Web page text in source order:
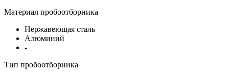
Материал пробоотборника
Нержавеющая сталь
Алюминий
-
Тип пробоотборника